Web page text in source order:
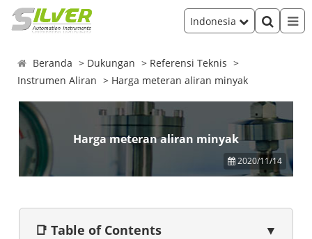
Indonesia
Beranda Dukungan
Referensi Teknis
Instrumen Aliran
Harga meteran aliran minyak
Harga meteran aliran minyak
2020/11/14
📑 Table of Contents ▼